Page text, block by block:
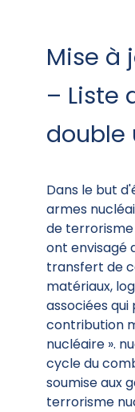
Mise à
– Liste
double
Dans le but
armes
de terrorisme
ont envisagé
transfert de
matériaux,
associées
contribution
nucléaire ».
cycle du
soumise aux
terrorisme